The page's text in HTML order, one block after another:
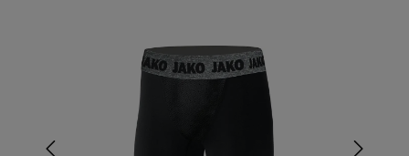
Bildergalerie überspringen